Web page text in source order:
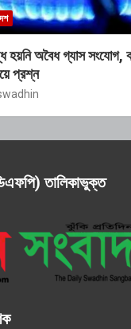
হয়নি অবৈধ গ্যাস সংযোগ,
প্রশ্ন
তালিকাভুক্ত